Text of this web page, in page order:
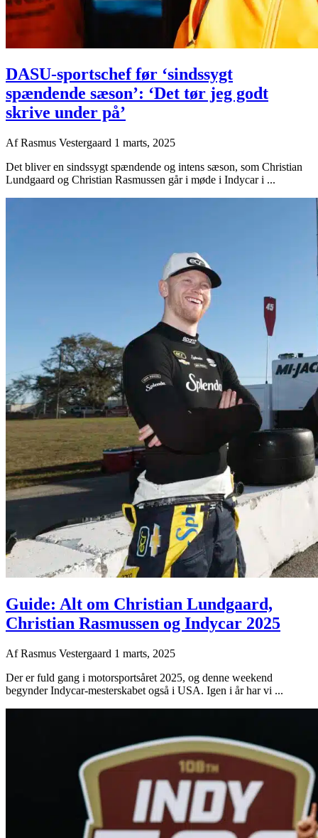
DASU-sportschef før ‘sindssygt
spændende sæson’: ‘Det tør jeg godt
skrive under på’
AfRasmus Vestergaard 1 marts, 2025
Det bliver en sindssygt spændende og intens sæson, som Christian
Lundgaard og Christian Rasmussen går i møde i Indycar i ...
Guide: Alt om Christian Lundgaard,
Christian Rasmussen og Indycar 2025
AfRasmus Vestergaard 1 marts, 2025
Der er fuld gang i motorsportsåret 2025, og denne weekend
begynder Indycar-mesterskabet også i USA. Igen i år har vi ...